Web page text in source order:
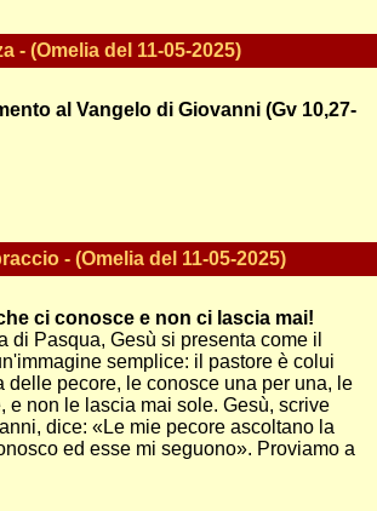
- (Omelia del 11-05-2025)
al Vangelo di Giovanni (Gv 10,27-
- (Omelia del 11-05-2025)
ci conosce e non ci lascia mai!
di Pasqua, Gesù si presenta come il
semplice: il pastore è colui
delle pecore, le conosce una per una, le
e non le lascia mai sole. Gesù, scrive
dice: «Le mie pecore ascoltano la
ed esse mi seguono». Proviamo a